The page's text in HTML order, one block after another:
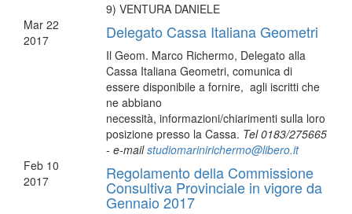
9) VENTURA DANIELE
Mar 22
2017
Delegato Cassa Italiana Geometri
Il Geom. Marco Richermo, Delegato alla
Cassa Italiana Geometri, comunica di
essere disponibile a fornire, agli iscritti che
ne abbiano
necessità, informazioni/chiarimenti sulla loro
posizione presso la Cassa. Tel 0183/275665
- e-mailstudiomarinirichermo@libero.it
Feb 10
2017
Regolamento della Commissione
Consultiva Provinciale in vigore da
Gennaio 2017